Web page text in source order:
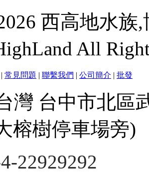
西高地水族
All
| 常見問題 | 聯繫我們 | 公司簡介 | 批發
灣 台中市北區
榕樹停車場旁)
22929292